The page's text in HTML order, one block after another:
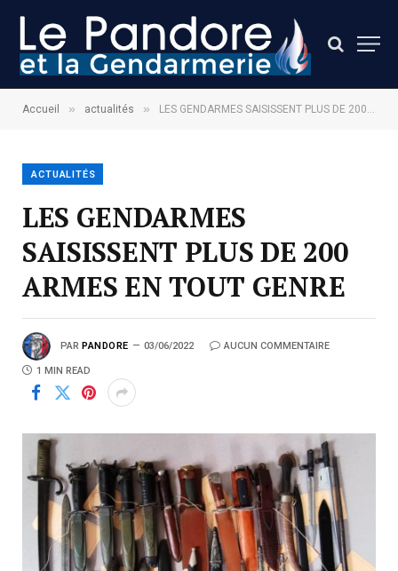
Accueil » actualités » LES GENDARMES SAISISSENT PLUS DE 200 ARMES EN TOUT GENRE
ACTUALITÉS
LES GENDARMES
SAISISSENT PLUS DE 200
ARMES EN TOUT GENRE
PAR PANDORE 03/06/2022 AUCUN COMMENTAIRE
1 MIN READ